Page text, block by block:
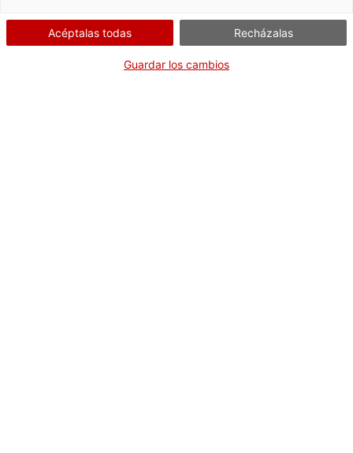
Contacto
corresponda con tu caso y podrás acceder a
toda la información y condiciones de
Acéptalas todas Recházalas
Guardar los cambios